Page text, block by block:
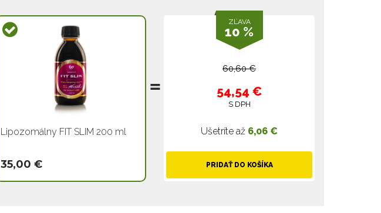
Lipozomálny FIT SLIM 200 ml
35,00 €
ZĽAVA
10 %
60,60 €
54,54 €
S DPH
Ušetríte až 6,06 €
PRIDAŤ DO KOŠÍKA